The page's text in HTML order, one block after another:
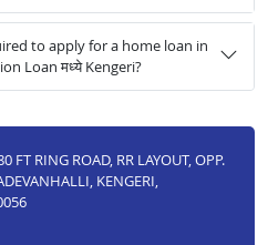
to apply for a home loan in
Loan मध्ये Kengeri?
FT RING ROAD, RR LAYOUT, OPP.
KENGERI,